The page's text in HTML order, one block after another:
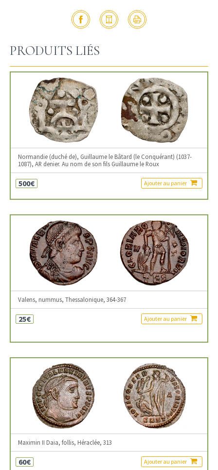
PRODUITS LIÉS
Normandie (duché de), Guillaume le Bâtard (le Conquérant) (1037-
1087), AR denier. Au nom de son fils Guillaume le Roux
500€ Ajouter au panier
Valens, nummus, Thessalonique, 364-367
25€ Ajouter au panier
Maximin II Daia, follis, Héraclée, 313
60€ Ajouter au panier